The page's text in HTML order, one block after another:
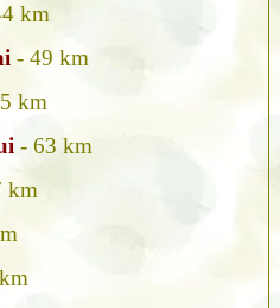
km
- 49 km
km
- 63 km
km